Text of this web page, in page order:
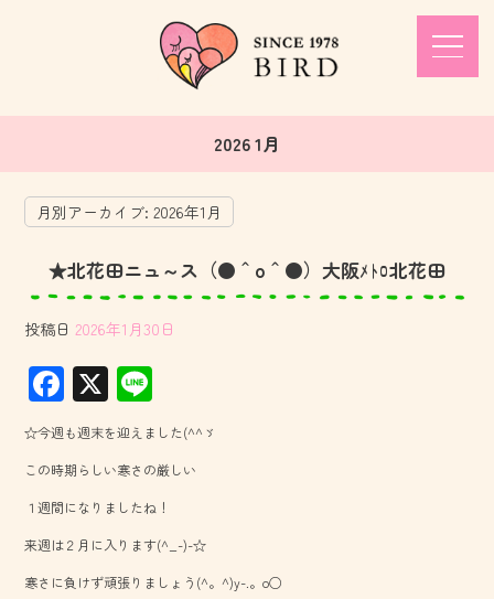
2026 1月
月別アーカイブ:2026年1月
★北花田ニュ～ス（●＾o＾●）大阪ﾒﾄﾛ北花田
投稿日 2026年1月30日
F
ac
e
b
o
ok
X
ne
☆今週も週末を迎えました(^^ゞ
この時期らしい寒さの厳しい
１週間になりましたね！
来週は２月に入ります(^_-)-☆
寒さに負けず頑張りましょう(^。^)y-.。o○